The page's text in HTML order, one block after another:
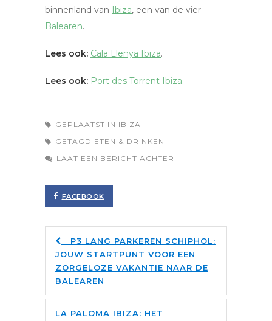
binnenland van Ibiza, een van de vier
Balearen.
Lees ook: Cala Llenya Ibiza.
Lees ook: Port des Torrent Ibiza.
GEPLAATST IN IBIZA
GETAGD ETEN & DRINKEN
LAAT EEN BERICHT ACHTER
FACEBOOK
P3 LANG PARKEREN SCHIPHOL:
JOUW STARTPUNT VOOR EEN
ZORGELOZE VAKANTIE NAAR DE
BALEAREN
LA PALOMA IBIZA: HET